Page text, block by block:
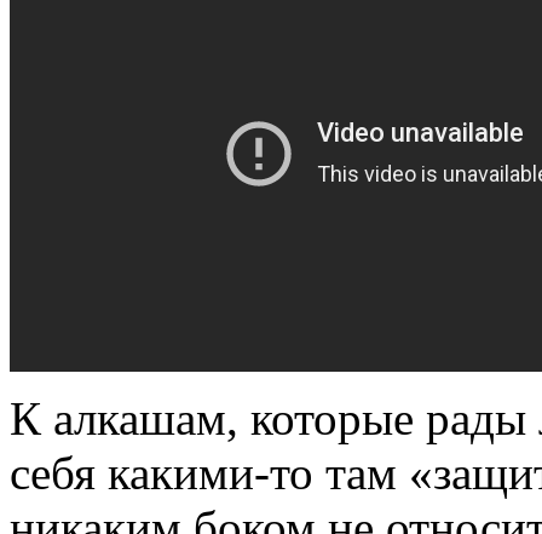
К алкашам, которые
себя какими-то там